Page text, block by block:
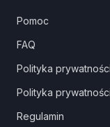
Pomoc
FAQ
Polityka prywatności
Polityka
Regulamin